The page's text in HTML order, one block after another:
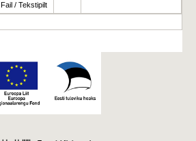
Fail / Tekstipilt